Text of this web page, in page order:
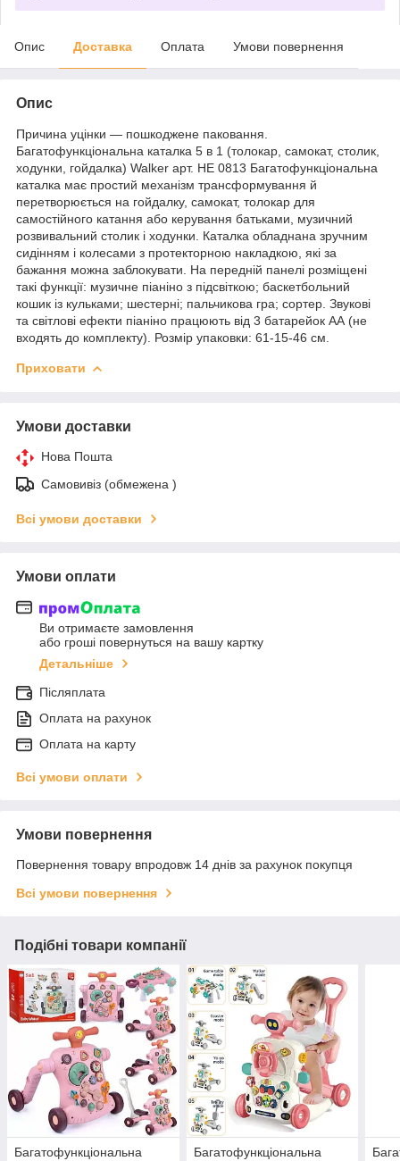
Опис Доставка Оплата Умови повернення
Опис
Причина уцінки — пошкоджене паковання.
Багатофункціональна каталка 5 в 1 (толокар, самокат, столик,
ходунки, гойдалка) Walker арт. HE 0813 Багатофункціональна
каталка має простий механізм трансформування й
перетворюється на гойдалку, самокат, толокар для
самостійного катання або керування батьками, музичний
розвивальний столик і ходунки. Каталка обладнана зручним
сидінням і колесами з протекторною накладкою, які за
бажання можна заблокувати. На передній панелі розміщені
такі функції: музичне піаніно з підсвіткою; баскетбольний
кошик із кульками; шестерні; пальчикова гра; сортер. Звукові
та світлові ефекти піаніно працюють від 3 батарейок АА (не
входять до комплекту). Розмір упаковки: 61-15-46 см.
Приховати
Умови доставки
Нова Пошта
Самовивіз (обмежена )
Всі умови доставки
Умови оплати
Ви отримаєте замовлення
або гроші повернуться на вашу картку
Детальніше
Післяплата
Оплата на рахунок
Оплата на карту
Всі умови оплати
Умови повернення
Повернення товару впродовж 14 днів за рахунок покупця
Всі умови повернення
Подібні товари компанії
Багатофункціональна
Багатофункціональна